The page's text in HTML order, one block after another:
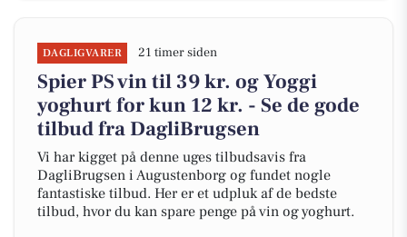
DAGLIGVARER 21 timer siden
Spier PS vin til 39 kr. og Yoggi
yoghurt for kun 12 kr. - Se de gode
tilbud fra DagliBrugsen
Vi har kigget på denne uges tilbudsavis fra
DagliBrugsen i Augustenborg og fundet nogle
fantastiske tilbud. Her er et udpluk af de bedste
tilbud, hvor du kan spare penge på vin og yoghurt.